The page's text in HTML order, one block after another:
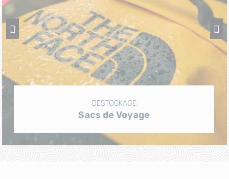
DESTOCKAGE
Sacs de Voyage